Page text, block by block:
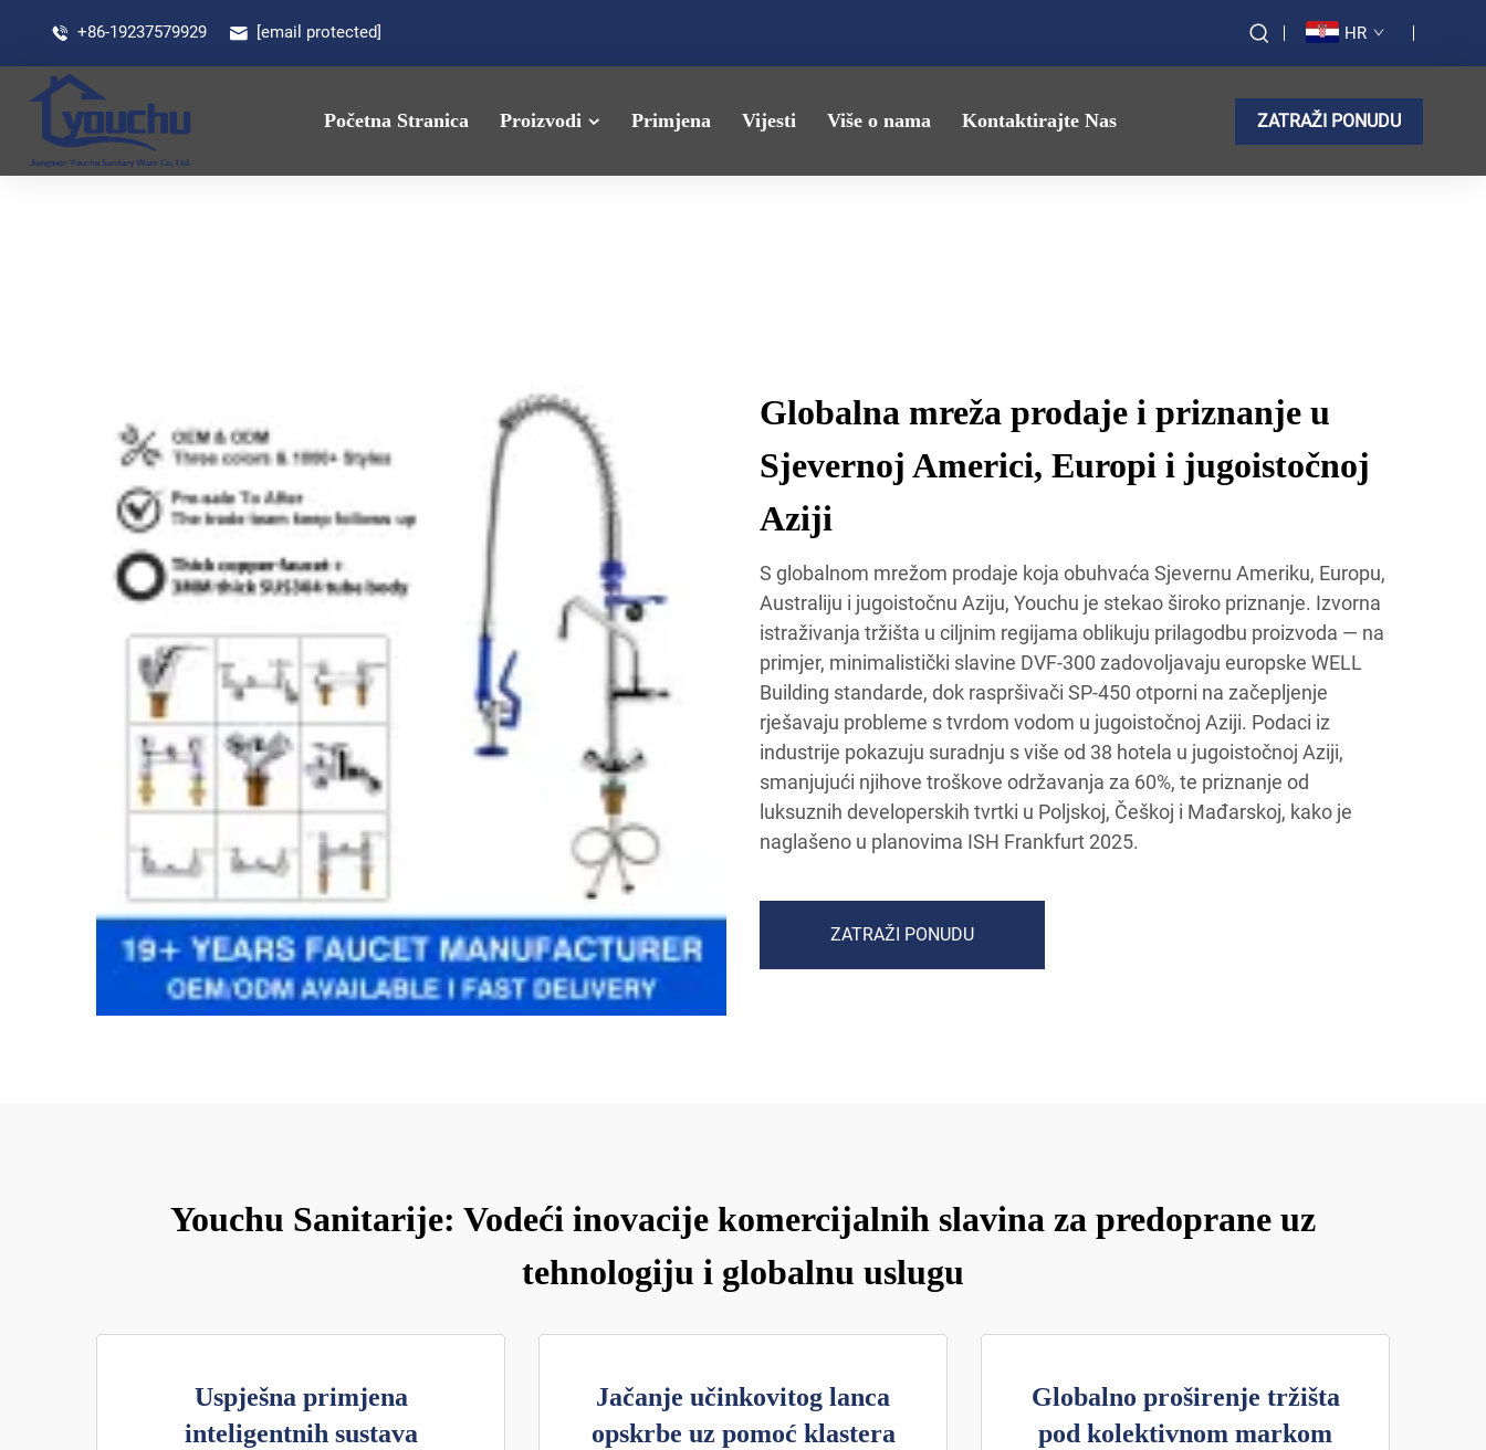
+86-19237579929 [email protected] HR
Početna Stranica Proizvodi Primjena Vijesti Više o nama Kontaktirajte Nas ZATRAŽI PONUDU
Globalna mreža prodaje i priznanje u
Sjevernoj Americi, Europi i jugoistočnoj
Aziji
S globalnom mrežom prodaje koja obuhvaća Sjevernu Ameriku, Europu,
Australiju i jugoistočnu Aziju, Youchu je stekao široko priznanje. Izvorna
istraživanja tržišta u ciljnim regijama oblikuju prilagodbu proizvoda — na
primjer, minimalistički slavine DVF-300 zadovoljavaju europske WELL
Building standarde, dok raspršivači SP-450 otporni na začepljenje
rješavaju probleme s tvrdom vodom u jugoistočnoj Aziji. Podaci iz
industrije pokazuju suradnju s više od 38 hotela u jugoistočnoj Aziji,
smanjujući njihove troškove održavanja za 60%, te priznanje od
luksuznih developerskih tvrtki u Poljskoj, Češkoj i Mađarskoj, kako je
naglašeno u planovima ISH Frankfurt 2025.
ZATRAŽI PONUDU
Youchu Sanitarije: Vodeći inovacije komercijalnih slavina za predoprane uz
tehnologiju i globalnu uslugu
Uspješna primjena
inteligentnih sustava
Jačanje učinkovitog lanca
opskrbe uz pomoć klastera
Globalno proširenje tržišta
pod kolektivnom markom